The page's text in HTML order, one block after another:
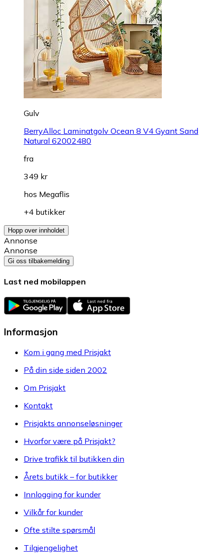
Gulv
BerryAlloc Laminatgolv Ocean 8 V4 Gyant Sand
Natural 62002480
fra
349 kr
hos Megaflis
+4 butikker
Hopp over innholdet
Annonse
Annonse
Gi oss tilbakemelding
Last ned mobilappen
Informasjon
Kom i gang med Prisjakt
På din side siden 2002
Om Prisjakt
Kontakt
Prisjakts annonseløsninger
Hvorfor være på Prisjakt?
Drive trafikk til butikken din
Årets butikk – for butikker
Innlogging for kunder
Vilkår for kunder
Ofte stilte spørsmål
Tilgjengelighet